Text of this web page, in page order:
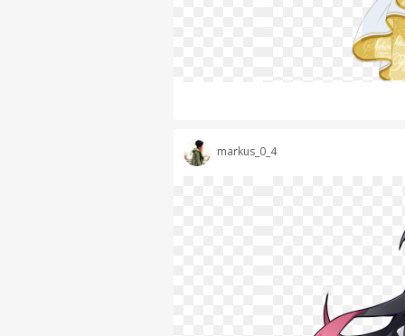
markus_0_4